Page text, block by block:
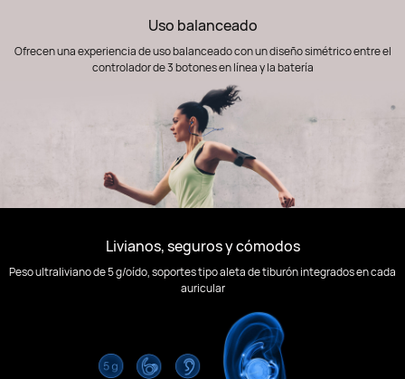
Uso balanceado
Ofrecen una experiencia de uso balanceado con un diseño simétrico entre el
controlador de 3 botones en línea y la batería
Livianos, seguros y cómodos
Peso ultraliviano de 5 g/oído, soportes tipo aleta de tiburón integrados en cada
auricular